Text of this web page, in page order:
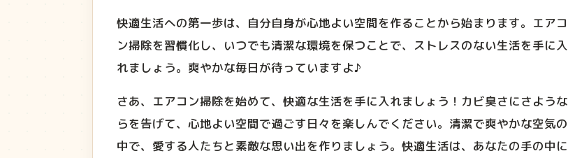
快適生活への第一歩は、自分自身が心地よい空間を作ることから始まります。エアコ
ン掃除を習慣化し、いつでも清潔な環境を保つことで、ストレスのない生活を手に入
れましょう。爽やかな毎日が待っていますよ♪
さあ、エアコン掃除を始めて、快適な生活を手に入れましょう！カビ臭さにさような
らを告げて、心地よい空間で過ごす日々を楽しんでください。清潔で爽やかな空気の
中で、愛する人たちと素敵な思い出を作りましょう。快適生活は、あなたの手の中に